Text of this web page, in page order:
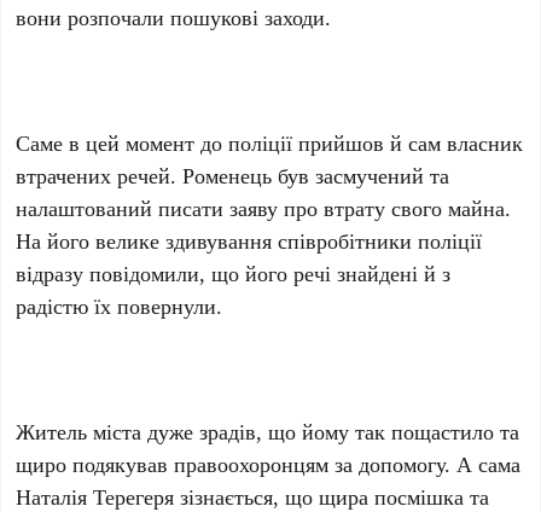
вони розпочали пошукові заходи.
Саме в цей момент до поліції прийшов й сам власник
втрачених речей. Роменець був засмучений та
налаштований писати заяву про втрату свого майна.
На його велике здивування співробітники поліції
відразу повідомили, що його речі знайдені й з
радістю їх повернули.
Житель міста дуже зрадів, що йому так пощастило та
щиро подякував правоохоронцям за допомогу. А сама
Наталія Терегеря зізнається, що щира посмішка та